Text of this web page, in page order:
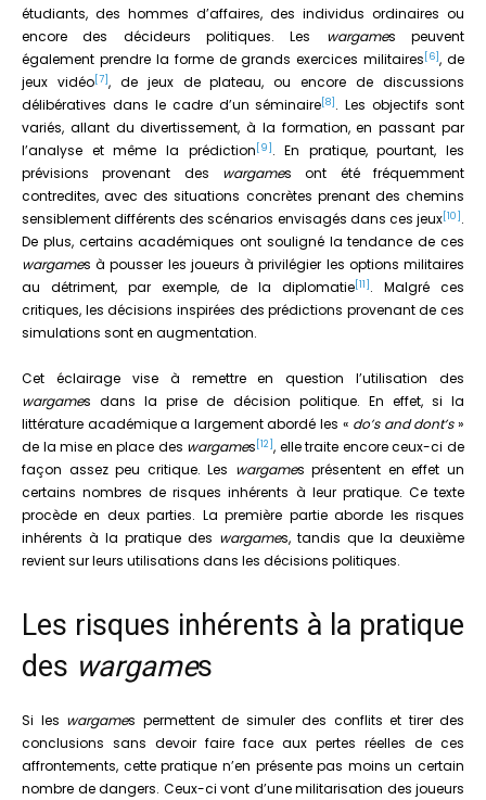
étudiants, des hommes d’affaires, des individus ordinaires ou
encore des décideurs politiques. Les wargames peuvent
également prendre la forme de grands exercices militaires [6], de
jeux vidéo[7], de jeux de plateau, ou encore de discussions
délibératives dans le cadre d’un séminaire[8] . Les objectifs sont
variés, allant du divertissement, à la formation, en passant par
l’analyse et même la prédiction [9] . En pratique, pourtant, les
prévisions provenant des wargames ont été fréquemment
contredites, avec des situations concrètes prenant des chemins
sensiblement différents des scénarios envisagés dans ces jeux[10] .
De plus, certains académiques ont souligné la tendance de ces
wargames à pousser les joueurs à privilégier les options militaires
au détriment, par exemple, de la diplomatie[11] . Malgré ces
critiques, les décisions inspirées des prédictions provenant de ces
simulations sont en augmentation.
Cet éclairage vise à remettre en question l’utilisation des
wargames dans la prise de décision politique. En effet, si la
littérature académique a largement abordé les « do’s and dont’s»
de la mise en place des wargames [12], elle traite encore ceux-ci de
façon assez peu critique. Les wargames présentent en effet un
certains nombres de risques inhérents à leur pratique. Ce texte
procède en deux parties. La première partie aborde les risques
inhérents à la pratique des wargames, tandis que la deuxième
revient sur leurs utilisations dans les décisions politiques.
Les risques inhérents à la pratique
des wargames
Si les wargames permettent de simuler des conflits et tirer des
conclusions sans devoir faire face aux pertes réelles de ces
affrontements, cette pratique n’en présente pas moins un certain
nombre de dangers. Ceux-ci vont d’une militarisation des joueurs